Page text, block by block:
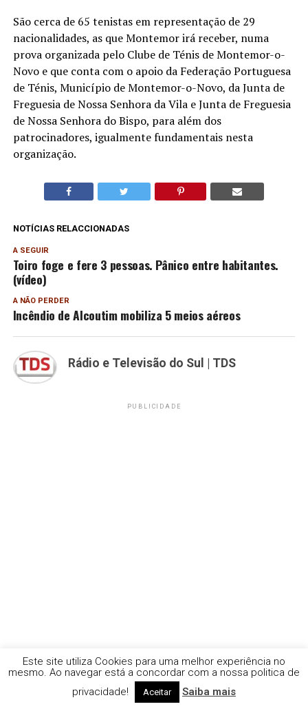
São cerca de 65 tenistas em representação de 29
nacionalidades, as que Montemor irá receber, numa
prova organizada pelo Clube de Ténis de Montemor-o-
Novo e que conta com o apoio da Federação Portuguesa
de Ténis, Município de Montemor-o-Novo, da Junta de
Freguesia de Nossa Senhora da Vila e Junta de Freguesia
de Nossa Senhora do Bispo, para além dos
patrocinadores, igualmente fundamentais nesta
organização.
NOTÍCIAS RELACCIONADAS
A SEGUIR
Toiro foge e fere 3 pessoas. Pânico entre habitantes.
(vídeo)
A NÃO PERDER
Incêndio de Alcoutim mobiliza 5 meios aéreos
Rádio e Televisão do Sul | TDS
PUBLICIDADE
Este site utiliza Cookies para uma melhor experiência no
mesmo. Ao navegar está a concordar com a nossa politica de
privacidade!
Aceitar Saiba mais